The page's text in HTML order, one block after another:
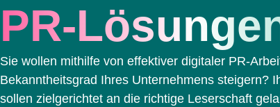
PR-
Sie wollen mithilfe von effektiver digitaler PR-
Bekanntheitsgrad Ihres Unternehmens steigern?
sollen zielgerichtet an die richtige Leserschaft